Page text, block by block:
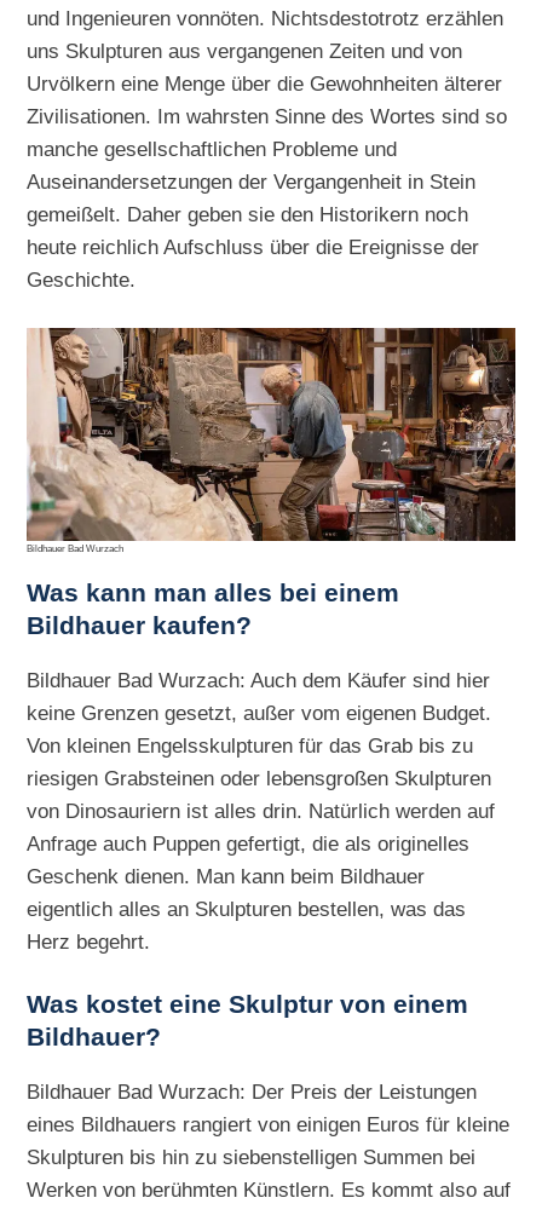
und Ingenieuren vonnöten. Nichtsdestotrotz erzählen
uns Skulpturen aus vergangenen Zeiten und von
Urvölkern eine Menge über die Gewohnheiten älterer
Zivilisationen. Im wahrsten Sinne des Wortes sind so
manche gesellschaftlichen Probleme und
Auseinandersetzungen der Vergangenheit in Stein
gemeißelt. Daher geben sie den Historikern noch
heute reichlich Aufschluss über die Ereignisse der
Geschichte.
Bildhauer Bad Wurzach
Was kann man alles bei einem
Bildhauer kaufen?
Bildhauer Bad Wurzach: Auch dem Käufer sind hier
keine Grenzen gesetzt, außer vom eigenen Budget.
Von kleinen Engelsskulpturen für das Grab bis zu
riesigen Grabsteinen oder lebensgroßen Skulpturen
von Dinosauriern ist alles drin. Natürlich werden auf
Anfrage auch Puppen gefertigt, die als originelles
Geschenk dienen. Man kann beim Bildhauer
eigentlich alles an Skulpturen bestellen, was das
Herz begehrt.
Was kostet eine Skulptur von einem
Bildhauer?
Bildhauer Bad Wurzach: Der Preis der Leistungen
eines Bildhauers rangiert von einigen Euros für kleine
Skulpturen bis hin zu siebenstelligen Summen bei
Werken von berühmten Künstlern. Es kommt also auf